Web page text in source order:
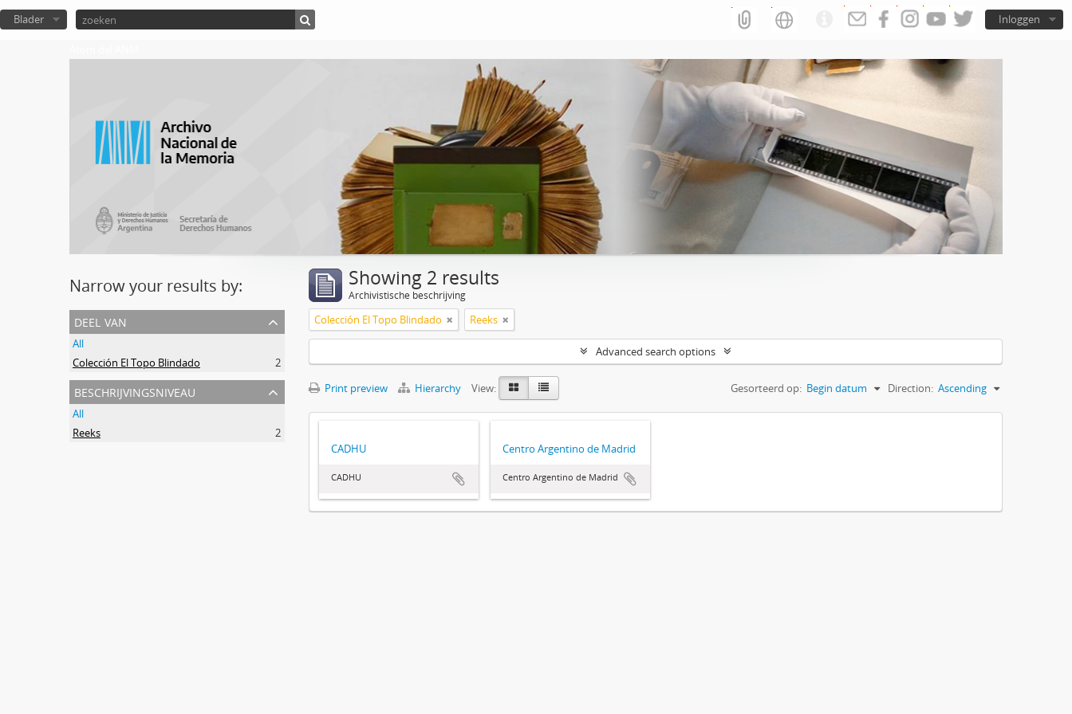
Inloggen
Blader
Narrow your results by:
deel van
All
Colección El Topo Blindado
2
beschrijvingsniveau
All
Reeks
2
Showing 2 results
Archivistische beschrijving
Colección El Topo Blindado Reeks
Advanced search options
Print preview Hierarchy View: Gesorteerd op: Begin datum Direction: Ascending
CADHU
CADHU
Centro Argentino de Madrid
Centro Argentino de Madrid